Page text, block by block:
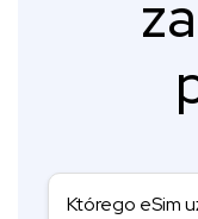
Którego eSim